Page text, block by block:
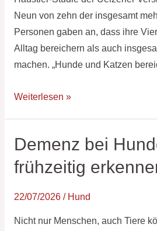
Neun von zehn der insgesamt
Personen gaben an, dass ihre
Alltag bereichern als auch
machen. „Hunde und Katzen
Weiterlesen »
Demenz bei
frühzeitig
22/07/2026 / Hund
Nicht nur Menschen, auch Tiere
Demenz
Hunden